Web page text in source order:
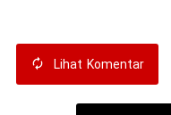
Lihat Komentar